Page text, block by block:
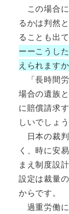
この場合
るかは判然
ることも出
ーーこうし
えられますか
「長時間
場合の遺族
に賠償請求
しいでしょう
日本の裁
く、時に安
まえ制度設
設定は裁量
からです。
過重労働